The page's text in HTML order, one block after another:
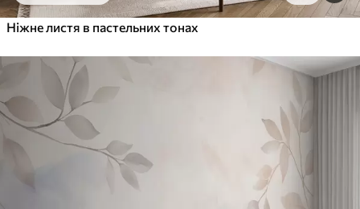
Ніжне листя в пастельних тонах